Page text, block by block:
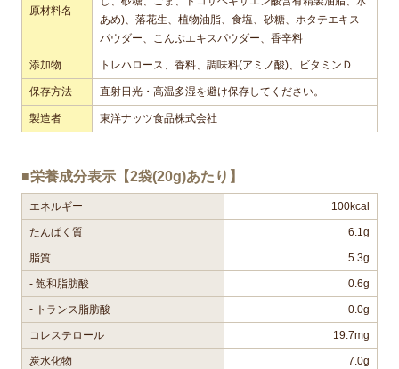
原材料名
あめ)、落花生、植物油脂、食塩、砂糖、ホタテエキス
パウダー、こんぶエキスパウダー、香辛料
添加物 トレハロース、香料、調味料(アミノ酸)、ビタミンＤ
保存方法 直射日光・高温多湿を避け保存してください。
製造者 東洋ナッツ食品株式会社
■栄養成分表示【2袋(20g)あたり】
エネルギー 100kcal
たんぱく質 6.1g
脂質 5.3g
- 飽和脂肪酸 0.6g
- トランス脂肪酸 0.0g
コレステロール 19.7mg
炭水化物 7.0g